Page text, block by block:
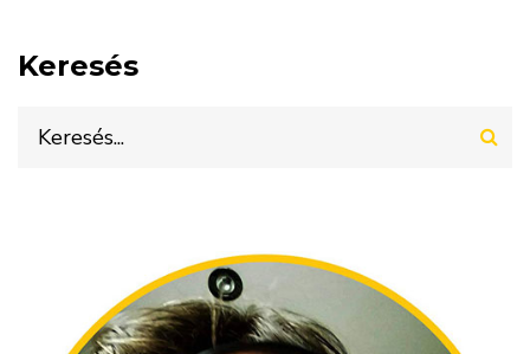
Keresés